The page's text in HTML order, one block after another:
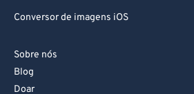
Conversor de imagens iOS
Sobre nós
Blog
Doar